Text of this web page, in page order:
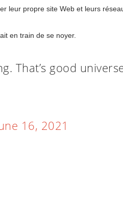
leur propre site Web et leurs
en train de se noyer.
That’s good
16, 2021